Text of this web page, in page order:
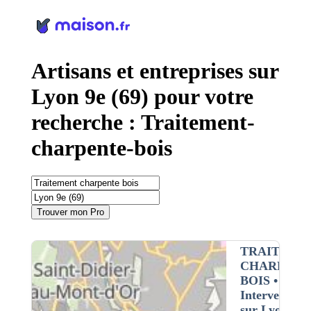
Artisans et entreprises sur
Lyon 9e (69) pour votre
recherche : Traitement-
charpente-bois
Trouver mon Pro
BOIS•
Intervention